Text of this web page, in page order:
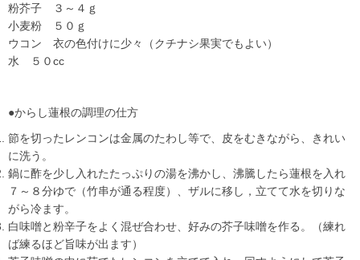
粉芥子 ３～４ｇ
小麦粉 ５０ｇ
ウコン 衣の色付けに少々（クチナシ果実でもよい）
水 ５０cc
●からし蓮根の調理の仕方
節を切ったレンコンは金属のたわし等で、皮をむきながら、きれい
に洗う。
鍋に酢を少し入れたたっぷりの湯を沸かし、沸騰したら蓮根を入れ
７～８分ゆで（竹串が通る程度）、ザルに移し，立てて水を切りな
がら冷ます。
白味噌と粉辛子をよく混ぜ合わせ、好みの芥子味噌を作る。（練れ
ば練るほど旨味が出ます）